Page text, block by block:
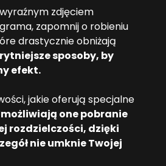
zdjęciem
zapomnij o robieniu
drastycznie obniżają
sposoby, by
efekt.
jakie oferują specjalne
one pobranie
rozdzielczości, dzięki
nie umknie Twojej